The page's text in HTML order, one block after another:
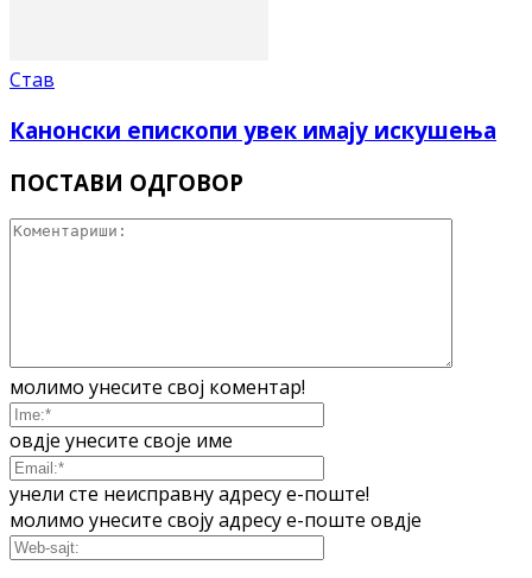
Став
Канонски епископи увек имају искушења
ПОСТАВИ ОДГОВОР
молимо унесите свој коментар!
овдје унесите своје име
унели сте неисправну адресу е-поште!
молимо унесите своју адресу е-поште овдје